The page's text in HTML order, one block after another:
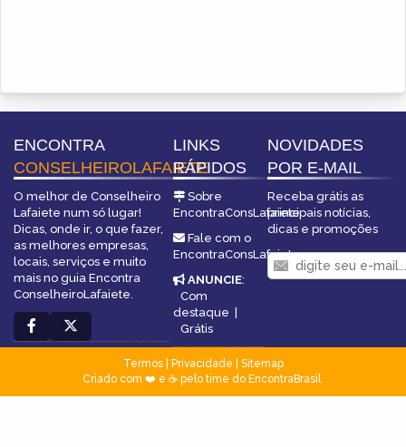
ENCONTRA
CONSELHEIROLAFAIETE
O melhor de Conselheiro
Lafaiete num só lugar!
Dicas, onde ir, o que fazer,
as melhores empresas,
locais, serviços e muito
mais no guia Encontra
ConselheiroLafaiete.
LINKS
RÁPIDOS
Sobre
EncontraConsLafaiete
Fale com o
EncontraConsLafaiete
ANUNCIE:
Com
destaque |
Grátis
NOVIDADES
POR E-MAIL
Receba grátis as
principais notícias,
dicas e promoções
Termos| Privacidade
Sitemap
Criado com ❤️ e ☕ pelo time do EncontraBrasil